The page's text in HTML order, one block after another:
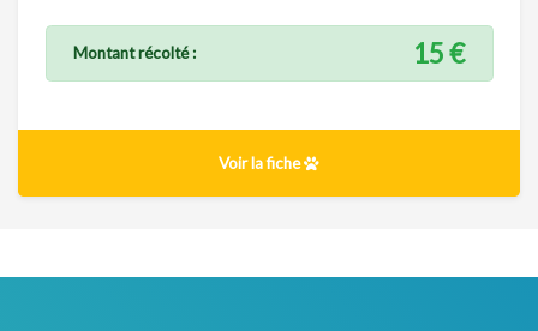
Montant récolté : 15 €
Voir la fiche